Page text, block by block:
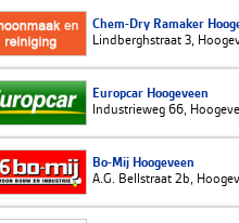
Chem-Dry Ramaker
Lindberghstraat 3,
Europcar Hoogeveen
Industrieweg 66,
Bo-Mij Hoogeveen
A.G. Bellstraat 2b,